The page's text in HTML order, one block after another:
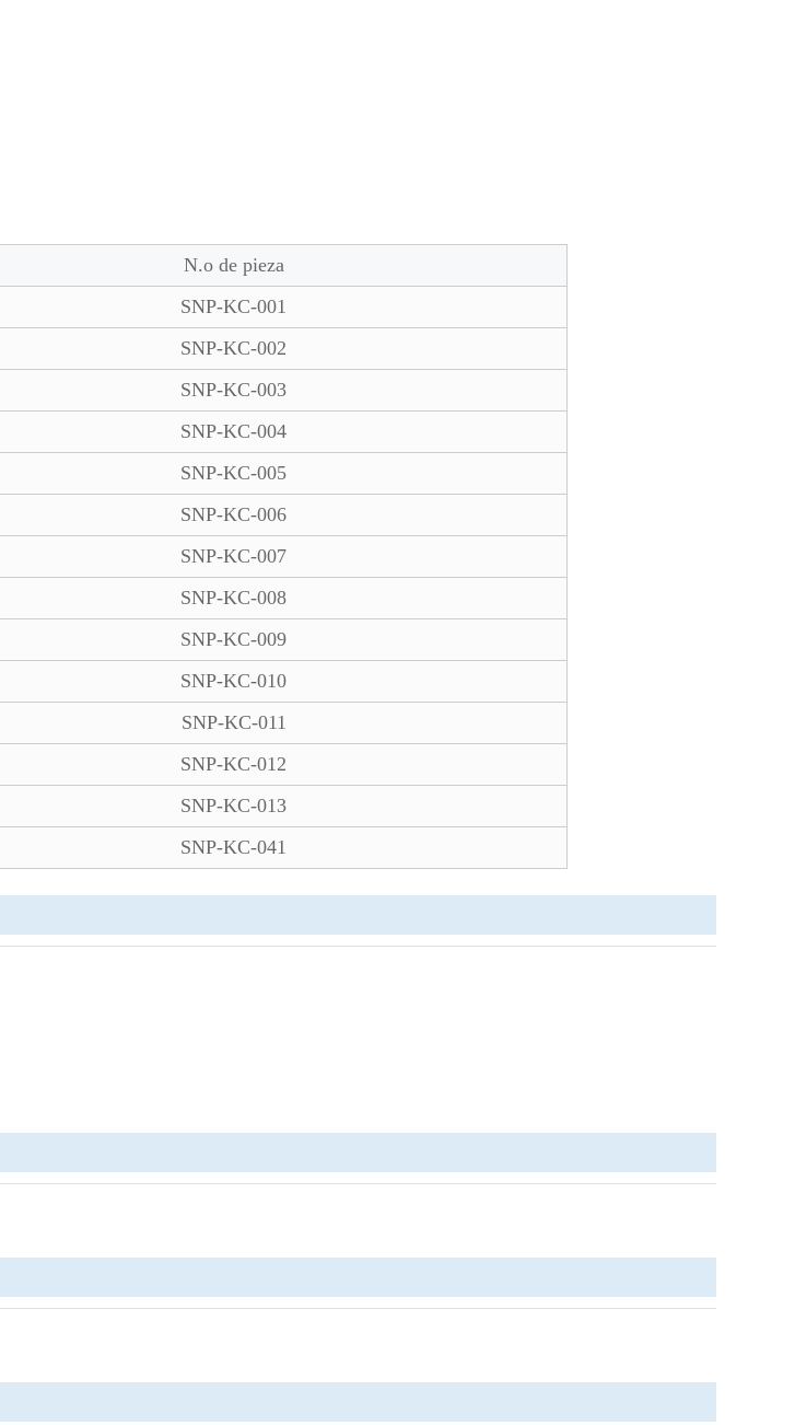
N.o de pieza
SNP-KC-001
SNP-KC-002
SNP-KC-003
SNP-KC-004
SNP-KC-005
SNP-KC-006
SNP-KC-007
SNP-KC-008
SNP-KC-009
SNP-KC-010
SNP-KC-011
SNP-KC-012
SNP-KC-013
SNP-KC-041